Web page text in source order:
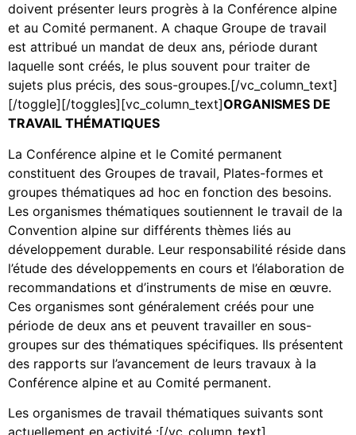
doivent présenter leurs progrès à la Conférence alpine
et au Comité permanent. A chaque Groupe de travail
est attribué un mandat de deux ans, période durant
laquelle sont créés, le plus souvent pour traiter de
sujets plus précis, des sous-groupes.[/vc_column_text]
[/toggle][/toggles][vc_column_text]ORGANISMES DE
TRAVAIL THÉMATIQUES
La Conférence alpine et le Comité permanent
constituent des Groupes de travail, Plates-formes et
groupes thématiques ad hoc en fonction des besoins.
Les organismes thématiques soutiennent le travail de la
Convention alpine sur différents thèmes liés au
développement durable. Leur responsabilité réside dans
l’étude des développements en cours et l’élaboration de
recommandations et d’instruments de mise en œuvre.
Ces organismes sont généralement créés pour une
période de deux ans et peuvent travailler en sous-
groupes sur des thématiques spécifiques. Ils présentent
des rapports sur l’avancement de leurs travaux à la
Conférence alpine et au Comité permanent.
Les organismes de travail thématiques suivants sont